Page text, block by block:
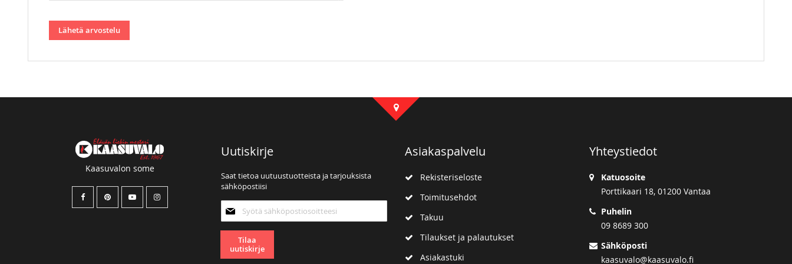
Lähetä arvostelu
Kaasuvalon some
Uutiskirje
Saat tietoa uutuustuotteista ja tarjouksista
sähköpostiisi
uutiskirjeemme:
Tilaa
uutiskirje
Asiakaspalvelu
Rekisteriseloste
Toimitusehdot
Takuu
Tilaukset ja palautukset
Asiakastuki
Yhteystiedot
Katuosoite
Porttikaari 18, 01200 Vantaa
Puhelin
09 8689 300
Sähköposti
kaasuvalo@kaasuvalo.fi